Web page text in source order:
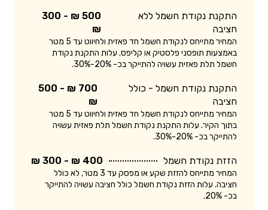
התקנת נקודת חשמל ללא
חציבה
500 ₪ - 300
₪
המחיר מתייחס לנקודת חשמל חד פאזית ולחיווט עד 5 מטר
באמצעות תופסני פלסטיק או קליפס. עלות התקנת נקודת
חשמל תלת פאזית עשויה להתייקר בכ- 20%-30%.
התקנת נקודת חשמל - כולל
חציבה
700 ₪ - 500
₪
המחיר מתייחס לנקודת חשמל חד פאזית ולחיווט עד 5 מטר
בתוך הקיר. עלות התקנת נקודת חשמל תלת פאזית עשויה
להתייקר בכ- 20%-30%.
הזזת נקודת חשמל 400 ₪ - 300 ₪
המחיר מתייחס להזזת שקע או מפסק עד 3 מטר, לא כולל
חציבה. עלות הזזת נקודת חשמל כולל חציבה עשויה להתייקר
בכ- 20%.